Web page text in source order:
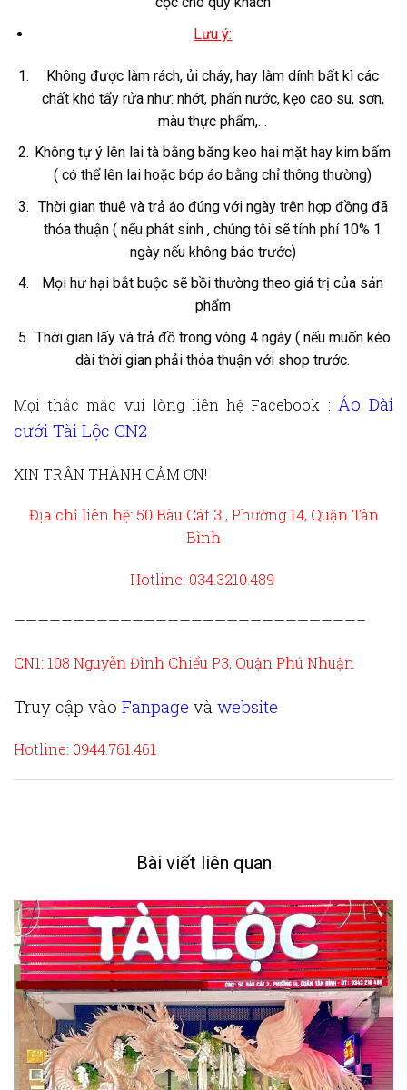
Lưu ý:
Không được làm rách, ủi cháy, hay làm dính bất kì các
chất khó tẩy rửa như: nhớt, phấn nước, kẹo cao su, sơn,
màu thực phẩm,…
Không tự ý lên lai tà bằng băng keo hai mặt hay kim bấm
( có thể lên lai hoặc bóp áo bằng chỉ thông thường)
Thời gian thuê và trả áo đúng với ngày trên hợp đồng đã
thỏa thuận ( nếu phát sinh , chúng tôi sẽ tính phí 10% 1
ngày nếu không báo trước)
Mọi hư hại bắt buộc sẽ bồi thường theo giá trị của sản
phẩm
Thời gian lấy và trả đồ trong vòng 4 ngày ( nếu muốn kéo
dài thời gian phải thỏa thuận với shop trước.
Mọi thắc mắc vui lòng liên hệFacebook : Áo Dài
cưới Tài Lộc CN2
XIN TRÂN THÀNH CẢM ƠN!
Địa chỉ liên hệ: 50 Bàu Cát 3 , Phường 14, Quận Tân
Bình
Hotline: 034.3210.489
—————————————————————————————–
CN1: 108 Nguyễn Đình Chiểu P3, Quận Phú Nhuận
Truy cập vào Fanpage và website
Hotline: 0944.761.461
Bài viết liên quan